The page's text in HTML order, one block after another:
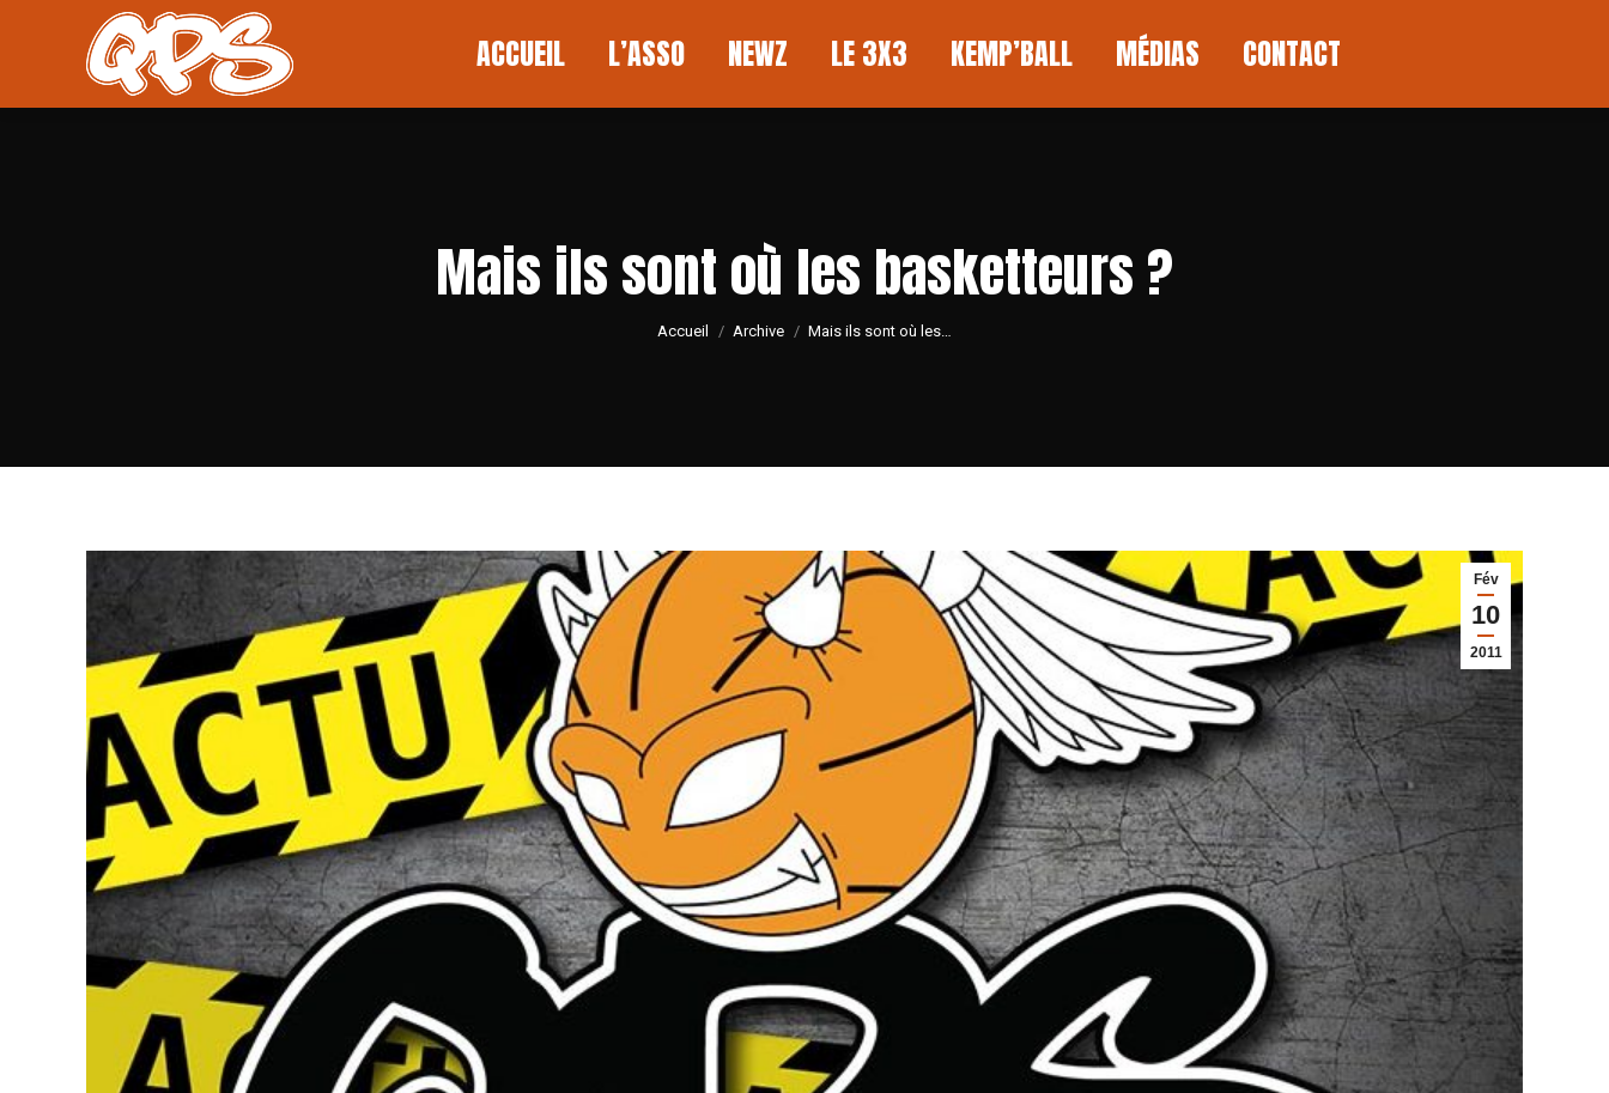
ACCUEIL L’ASSO NEWZ LE 3X3 KEMP’BALL MÉDIAS CONTACT
Mais ils sont où les basketteurs ?
Vous êtes ici :
Accueil Archive Mais ils sont où les…
Fév
10
2011
ACCUEIL L’ASSO NEWZ LE 3X3 KEMP’BALL MÉDIAS CONTACT